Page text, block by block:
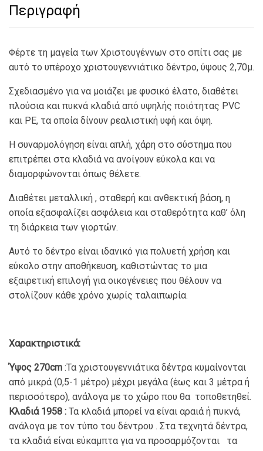
Περιγραφή
Φέρτε τη μαγεία των Χριστουγέννων στο σπίτι σας με
αυτό το υπέροχο χριστουγεννιάτικο δέντρο, ύψους 2,70μ.
Σχεδιασμένο για να μοιάζει με φυσικό έλατο, διαθέτει
πλούσια και πυκνά κλαδιά από υψηλής ποιότητας PVC
και PE, τα οποία δίνουν ρεαλιστική υφή και όψη.
Η συναρμολόγηση είναι απλή, χάρη στο σύστημα που
επιτρέπει στα κλαδιά να ανοίγουν εύκολα και να
διαμορφώνονται όπως θέλετε.
Διαθέτει μεταλλική , σταθερή και ανθεκτική βάση, η
οποία εξασφαλίζει ασφάλεια και σταθερότητα καθ’ όλη
τη διάρκεια των γιορτών.
Αυτό το δέντρο είναι ιδανικό για πολυετή χρήση και
εύκολο στην αποθήκευση, καθιστώντας το μια
εξαιρετική επιλογή για οικογένειες που θέλουν να
στολίζουν κάθε χρόνο χωρίς ταλαιπωρία.
Χαρακτηριστικά:
Ύψος 270cm :Τα χριστουγεννιάτικα δέντρα κυμαίνονται
από μικρά (0,5-1 μέτρο) μέχρι μεγάλα (έως και 3 μέτρα ή
περισσότερο), ανάλογα με το χώρο που θα τοποθετηθεί.
Κλαδιά 1958 : Τα κλαδιά μπορεί να είναι αραιά ή πυκνά,
ανάλογα με τον τύπο του δέντρου . Στα τεχνητά δέντρα,
τα κλαδιά είναι εύκαμπτα για να προσαρμόζονται τα